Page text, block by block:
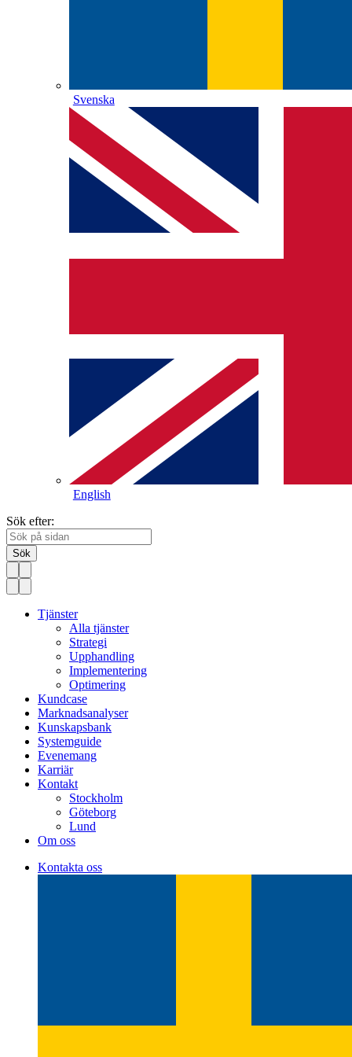
Svenska
English
Sök efter:
Sök
Tjänster
Alla tjänster
Strategi
Upphandling
Implementering
Optimering
Kundcase
Marknadsanalyser
Kunskapsbank
Systemguide
Evenemang
Karriär
Kontakt
Stockholm
Göteborg
Lund
Om oss
Kontakta oss